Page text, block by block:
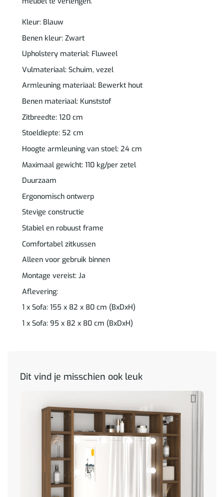
Kleur: Blauw
Benen kleur: Zwart
Upholstery material: Fluweel
Vulmateriaal: Schuim, vezel
Armleuning materiaal: Bewerkt hout
Benen materiaal: Kunststof
Zitbreedte: 120 cm
Stoeldiepte: 52 cm
Hoogte armleuning van stoel: 24 cm
Maximaal gewicht: 110 kg/per zetel
Duurzaam
Ergonomisch ontwerp
Stevige constructie
Stabiel en robuust frame
Comfortabel zitkussen
Alleen voor gebruik binnen
Montage vereist: Ja
Aflevering:
1 x Sofa: 155 x 82 x 80 cm (BxDxH)
1 x Sofa: 95 x 82 x 80 cm (BxDxH)
Dit vind je misschien ook leuk